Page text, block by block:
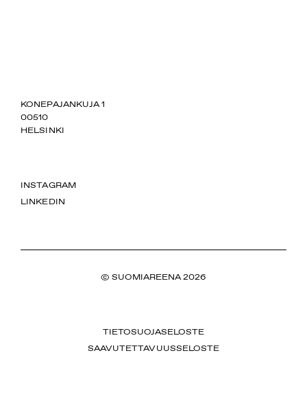
SUOMIAREENA
KONEPAJANKUJA 1
00510
HELSINKI
INSTAGRAM
LINKEDIN
© SUOMIAREENA 2026
TIETOSUOJASELOSTE
SAAVUTETTAVUUSSELOSTE